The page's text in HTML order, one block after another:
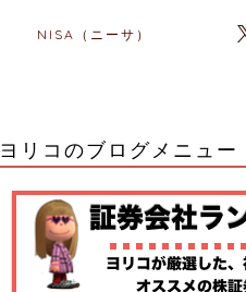
NISA（ニーサ）
ヨリコのブログメニュー